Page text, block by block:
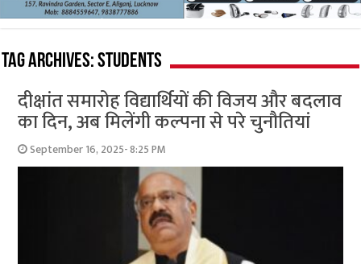
Tag Archives:students
दीक्षांत समारोह विद्यार्थियों की विजय और बदलाव
का दिन, अब मिलेंगी कल्पना से परे चुनौतियां
September 16, 2025- 8:25 PM